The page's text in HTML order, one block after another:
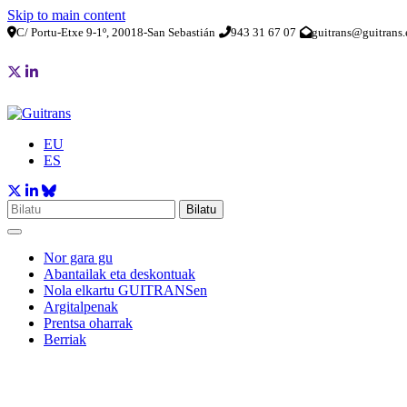
Skip to main content
C/ Portu-Etxe 9-1º, 20018-San Sebastián 943 31 67 07
EU
ES
Bilatu
Nor gara gu
Abantailak eta deskontuak
Nola elkartu GUITRANSen
Argitalpenak
Prentsa oharrak
Berriak